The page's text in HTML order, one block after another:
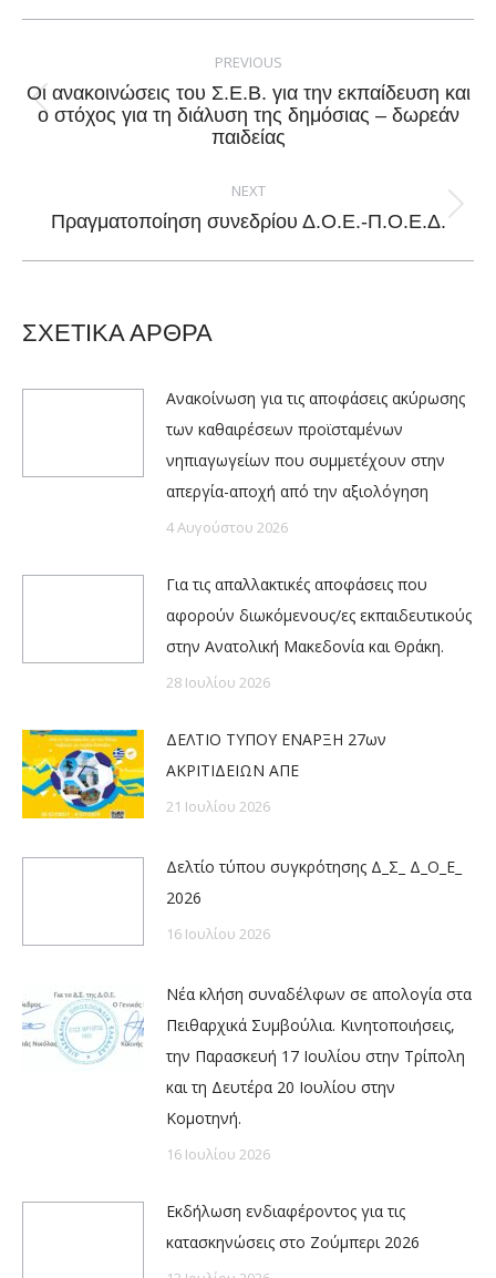
Facebook
X
PinterestLinkedIn
PREVIOUS
Previous
post:
Οι ανακοινώσεις του Σ.Ε.Β. για την εκπαίδευση και
ο στόχος για τη διάλυση της δημόσιας – δωρεάν
παιδείας
NEXT
Next
Πραγματοποίηση συνεδρίου Δ.Ο.Ε.-Π.Ο.Ε.Δ.
ΣΧΕΤΙΚΑ ΑΡΘΡΑ
Ανακοίνωση για τις αποφάσεις ακύρωσης
των καθαιρέσεων προϊσταμένων
νηπιαγωγείων που συμμετέχουν στην
απεργία-αποχή από την αξιολόγηση
4 Αυγούστου 2026
Για τις απαλλακτικές αποφάσεις που
αφορούν διωκόμενους/ες εκπαιδευτικούς
στην Ανατολική Μακεδονία και Θράκη.
28 Ιουλίου 2026
ΔΕΛΤΙΟ ΤΥΠΟΥ ΕΝΑΡΞΗ 27ων
ΑΚΡΙΤΙΔΕΙΩΝ ΑΠΕ
21 Ιουλίου 2026
Δελτίο τύπου συγκρότησης Δ_Σ_ Δ_Ο_Ε_
2026
16 Ιουλίου 2026
Νέα κλήση συναδέλφων σε απολογία στα
Πειθαρχικά Συμβούλια. Κινητοποιήσεις,
την Παρασκευή 17 Ιουλίου στην Τρίπολη
και τη Δευτέρα 20 Ιουλίου στην
Κομοτηνή.
16 Ιουλίου 2026
Εκδήλωση ενδιαφέροντος για τις
κατασκηνώσεις στο Ζούμπερι 2026